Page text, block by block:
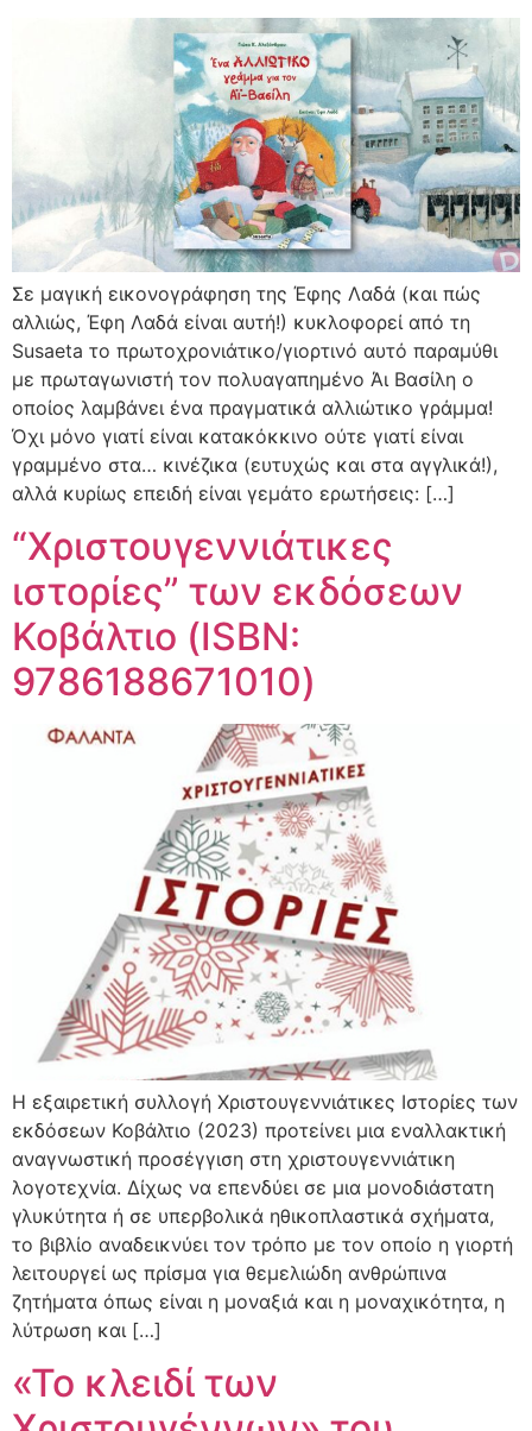
Σε μαγική εικονογράφηση της Έφης Λαδά (και πώς
αλλιώς, Έφη Λαδά είναι αυτή!) κυκλοφορεί από τη
Susaeta το πρωτοχρονιάτικο/γιορτινό αυτό παραμύθι
με πρωταγωνιστή τον πολυαγαπημένο Άι Βασίλη ο
οποίος λαμβάνει ένα πραγματικά αλλιώτικο γράμμα!
Όχι μόνο γιατί είναι κατακόκκινο ούτε γιατί είναι
γραμμένο στα… κινέζικα (ευτυχώς και στα αγγλικά!),
αλλά κυρίως επειδή είναι γεμάτο ερωτήσεις: […]
“Χριστουγεννιάτικες
ιστορίες” των εκδόσεων
Κοβάλτιο (ISBN:
9786188671010)
Η εξαιρετική συλλογή Χριστουγεννιάτικες Ιστορίες των
εκδόσεων Κοβάλτιο (2023) προτείνει μια εναλλακτική
αναγνωστική προσέγγιση στη χριστουγεννιάτικη
λογοτεχνία. Δίχως να επενδύει σε μια μονοδιάστατη
γλυκύτητα ή σε υπερβολικά ηθικοπλαστικά σχήματα,
το βιβλίο αναδεικνύει τον τρόπο με τον οποίο η γιορτή
λειτουργεί ως πρίσμα για θεμελιώδη ανθρώπινα
ζητήματα όπως είναι η μοναξιά και η μοναχικότητα, η
λύτρωση και […]
«Το κλειδί των